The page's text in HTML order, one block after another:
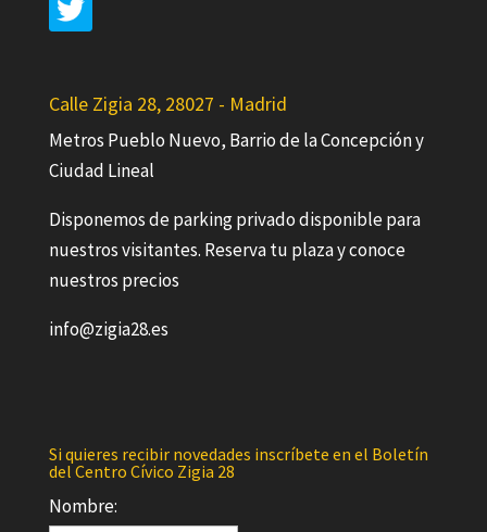
Calle Zigia 28, 28027 - Madrid
Metros Pueblo Nuevo, Barrio de la Concepción y
Ciudad Lineal
Disponemos de parking privado disponible para
nuestros visitantes. Reserva tu plaza y conoce
nuestros precios
info@zigia28.es
Si quieres recibir novedades inscríbete en el Boletín
del Centro Cívico Zigia 28
Nombre: